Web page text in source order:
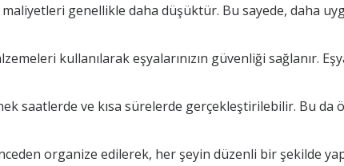
maliyetleri genellikle daha düşüktür. Bu sayede, daha
kullanılarak eşyalarınızın güvenliği sağlanır.
saatlerde ve kısa sürelerde gerçekleştirilebilir. Bu da
organize edilerek, her şeyin düzenli bir şekilde